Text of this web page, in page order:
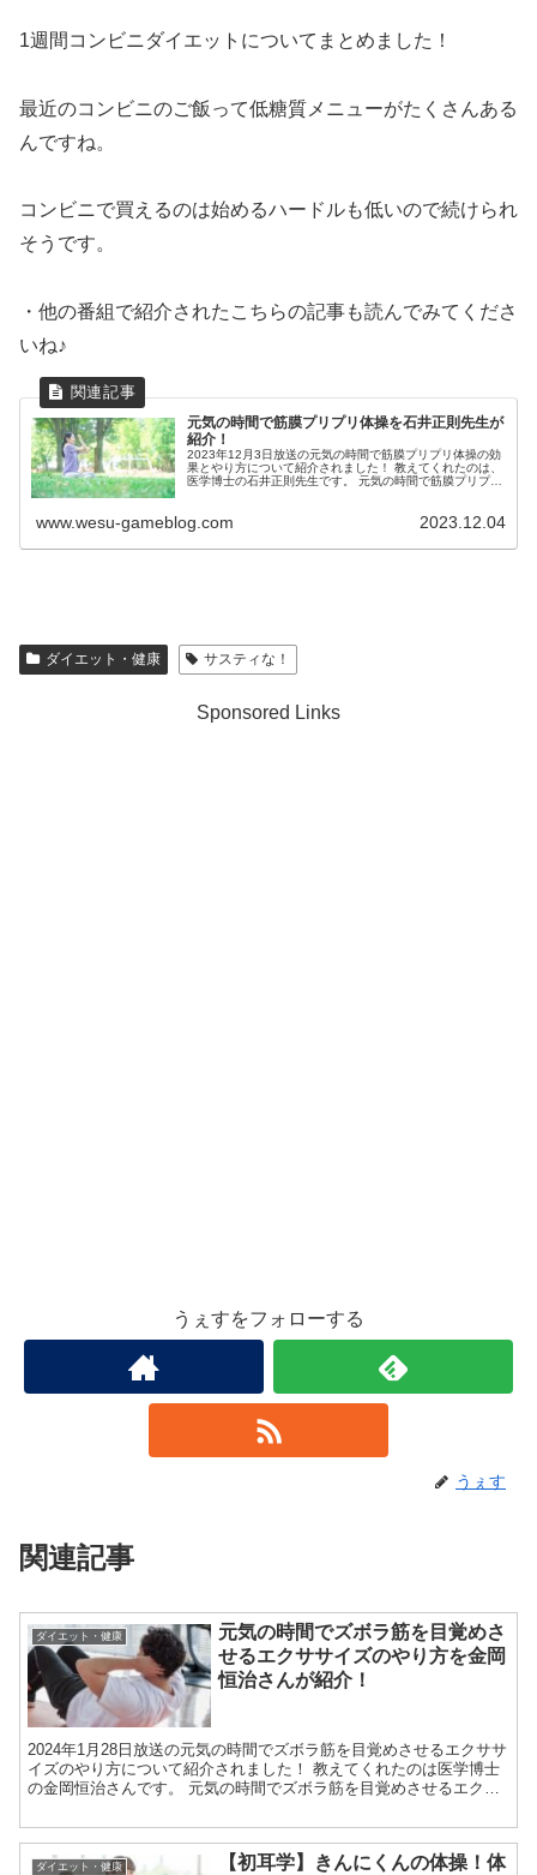
1週間コンビニダイエットについてまとめました！
最近のコンビニのご飯って低糖質メニューがたくさんある
んですね。
コンビニで買えるのは始めるハードルも低いので続けられ
そうです。
・他の番組で紹介されたこちらの記事も読んでみてくださ
いね♪
元気の時間で筋膜プリプリ体操を石井正則先生が
紹介！
2023年12月3日放送の元気の時間で筋膜プリプリ体操の効
果とやり方について紹介されました！ 教えてくれたのは、
医学博士の石井正則先生です。 元気の時間で筋膜プリプリ
www.wesu-gameblog.com 2023.12.04
ダイエット・健康 サスティな！
Sponsored Links
うぇすをフォローする
うぇす
関連記事
ダイエット・健康
元気の時間でズボラ筋を目覚めさ
せるエクササイズのやり方を金岡
恒治さんが紹介！
2024年1月28日放送の元気の時間でズボラ筋を目覚めさせるエクササ
イズのやり方について紹介されました！ 教えてくれたのは医学博士
の金岡恒治さんです。 元気の時間でズボラ筋を目覚めさせるエクサ
ダイエット・健康
【初耳学】きんにくんの体操！体